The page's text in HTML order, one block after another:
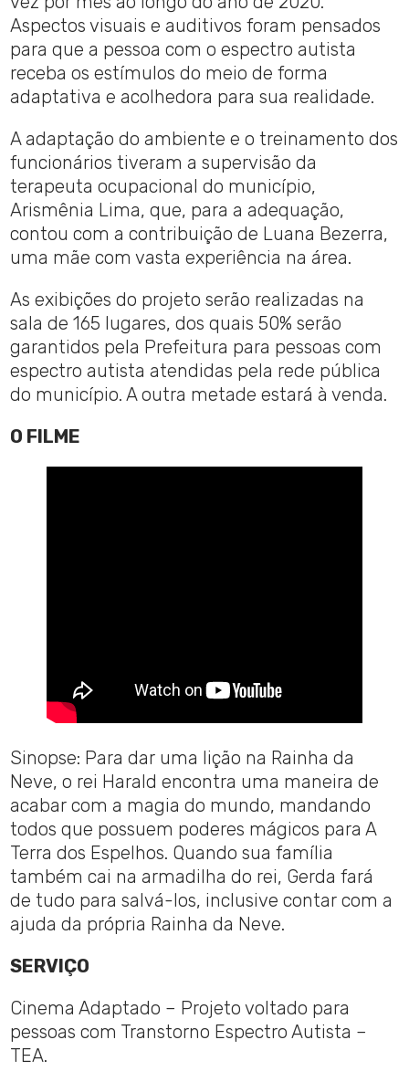
Aspectos visuais e auditivos foram pensados
para que a pessoa com o espectro autista
receba os estímulos do meio de forma
adaptativa e acolhedora para sua realidade.
A adaptação do ambiente e o treinamento dos
funcionários tiveram a supervisão da
terapeuta ocupacional do município,
Arismênia Lima, que, para a adequação,
contou com a contribuição de Luana Bezerra,
uma mãe com vasta experiência na área.
As exibições do projeto serão realizadas na
sala de 165 lugares, dos quais 50% serão
garantidos pela Prefeitura para pessoas com
espectro autista atendidas pela rede pública
do município. A outra metade estará à venda.
O FILME
Sinopse: Para dar uma lição na Rainha da
Neve, o rei Harald encontra uma maneira de
acabar com a magia do mundo, mandando
todos que possuem poderes mágicos para A
Terra dos Espelhos. Quando sua família
também cai na armadilha do rei, Gerda fará
de tudo para salvá-los, inclusive contar com a
ajuda da própria Rainha da Neve.
SERVIÇO
Cinema Adaptado – Projeto voltado para
pessoas com Transtorno Espectro Autista –
TEA.